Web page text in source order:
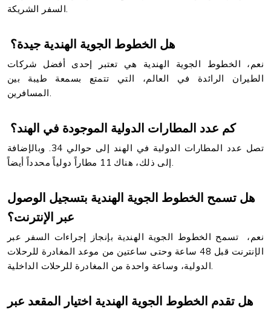
هل الخطوط الجوية الهندية جيدة؟
نعم، الخطوط الجوية الهندية هي تعتبر إحدى أفضل شركات
الطيران الرائدة في العالم، التي تتمتع بسمعة طيبة بين
كم عدد المطارات الدولية الموجودة في الهند؟
تصل عدد المطارات الدولية في الهند إلى حوالي 34. وبالإضافة
هل تسمح الخطوط الجوية الهندية بتسجيل الوصول
عبر الإنترنت؟
نعم، تسمح الخطوط الجوية الهندية بإنجاز إجراءات السفر عبر
الإنترنت قبل 48 ساعة وحتى ساعتين من موعد المغادرة للرحلات
هل تقدم الخطوط الجوية الهندية اختيار المقعد عبر